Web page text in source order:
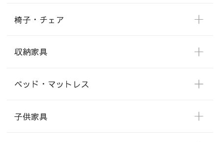
椅子・チェア
収納家具
ベッド・マットレス
子供家具